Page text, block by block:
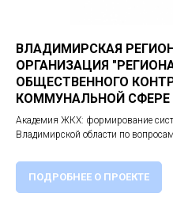
ВЛАДИМИРСКАЯ
ОРГАНИЗАЦИЯ
ОБЩЕСТВЕННОГО
КОММУНАЛЬНОЙ
Академия ЖКХ: формирование
Владимирской области по
ПОДРОБНЕЕ О ПРОЕКТЕ